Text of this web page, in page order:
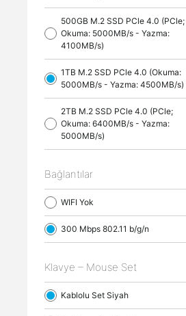
500GB M.2 SSD PCle 4.0 (PCle;
Okuma: 5000MB/s - Yazma:
4100MB/s)
1TB M.2 SSD PCle 4.0 (Okuma:
5000MB/s - Yazma: 4500MB/s)
2TB M.2 SSD PCle 4.0 (PCle;
Okuma: 6400MB/s - Yazma:
5000MB/s)
Bağlantılar
WIFI Yok
300 Mbps 802.11 b/g/n
Klavye – Mouse Set
Kablolu Set Siyah